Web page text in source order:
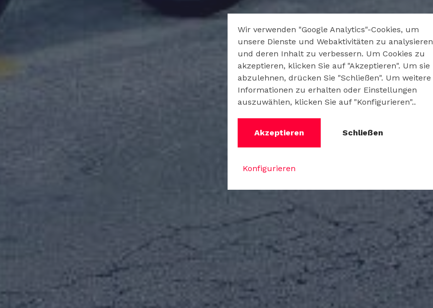
Wir verwenden "Google Analytics"-Cookies, um
unsere Dienste und Webaktivitäten zu analysieren
und deren Inhalt zu verbessern. Um Cookies zu
akzeptieren, klicken Sie auf "Akzeptieren". Um sie
abzulehnen, drücken Sie "Schließen". Um weitere
Informationen zu erhalten oder Einstellungen
auszuwählen, klicken Sie auf "Konfigurieren"..
Akzeptieren Schließen
Konfigurieren